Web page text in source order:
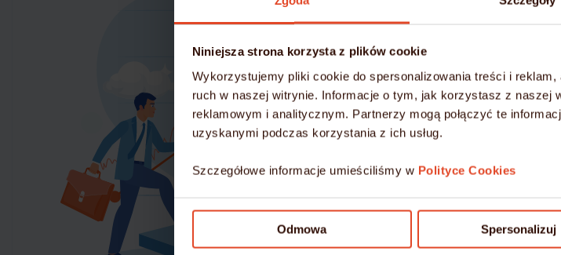
Niniejsza strona korzysta z plików cookie
Wykorzystujemy pliki cookie do spersonalizowania treści i
ruch w naszej witrynie. Informacje o tym, jak korzystasz z naszej
reklamowym i analitycznym. Partnerzy mogą połączyć te
uzyskanymi podczas korzystania z ich usług.
Szczegółowe informacje umieściliśmy w Polityce Cookies
Odmowa Spersonalizuj